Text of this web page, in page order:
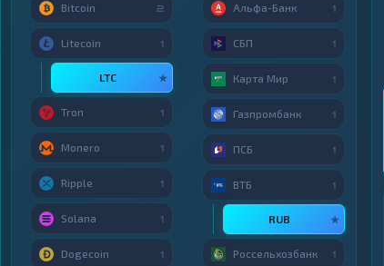
Bitcoin 2
Litecoin 1
LTC ★
Tron 1
Monero 1
Ripple 1
Solana 1
Dogecoin 1
Альфа-Банк 1
СБП 1
Карта Мир 1
Газпромбанк 1
ПСБ 1
ВТБ 1
RUB ★
Россельхозбанк 1